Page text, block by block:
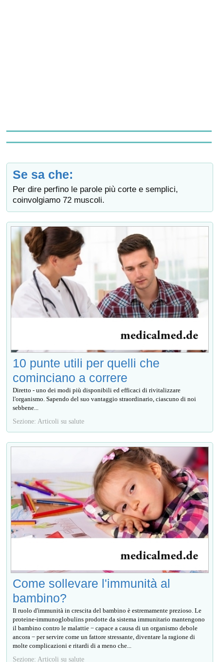
Se sa che:
Per dire perfino le parole più corte e semplici,
coinvolgiamo 72 muscoli.
10 punte utili per quelli che
cominciano a correre
Diretto - uno dei modi più disponibili ed efficaci di rivitalizzare
l'organismo. Sapendo del suo vantaggio straordinario, ciascuno di noi
sebbene...
Sezione: Articoli su salute
Come sollevare l'immunità al
bambino?
Il ruolo d'immunità in crescita del bambino è estremamente prezioso. Le
proteine-immunoglobulins prodotte da sistema immunitario mantengono
il bambino contro le malattie − capace a causa di un organismo debole
ancora − per servire come un fattore stressante, diventare la ragione di
molte complicazioni e ritardi di a meno che...
Sezione: Articoli su salute